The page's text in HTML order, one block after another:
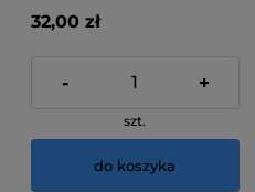
32,00 zł
- +
szt.
do koszyka